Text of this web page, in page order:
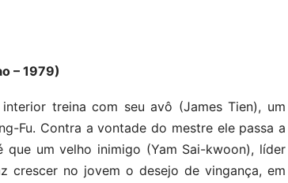
– 1979)
treina com seu avô (James Tien), um
Fu. Contra a vontade do mestre ele passa a
um velho inimigo (Yam Sai-kwoon), líder
crescer no jovem o desejo de vingança, em